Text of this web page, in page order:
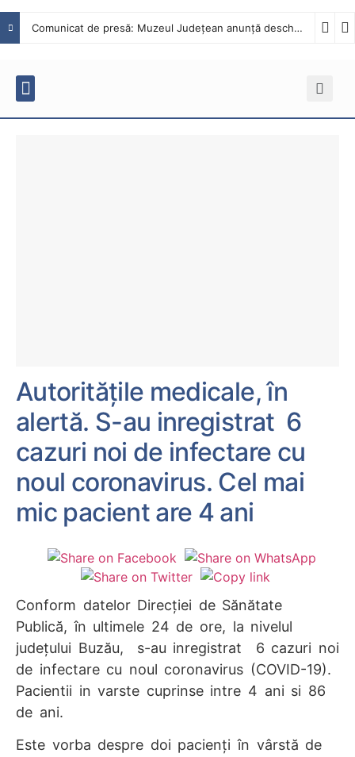
Comunicat de presă: Muzeul Județean anunță deschiderea „Ludotecii din grădină”
Autoritățile medicale, în
alertă. S-au inregistrat 6
cazuri noi de infectare cu
noul coronavirus. Cel mai
mic pacient are 4 ani
Conform datelor Direcției de Sănătate
Publică, în ultimele 24 de ore, la nivelul
județului Buzău, s-au inregistrat 6 cazuri noi
de infectarecu noul coronavirus (COVID-19).
Pacientii in varste cuprinse intre 4 ani si 86
de ani.
Este vorba despre doi pacienți în vârstă de